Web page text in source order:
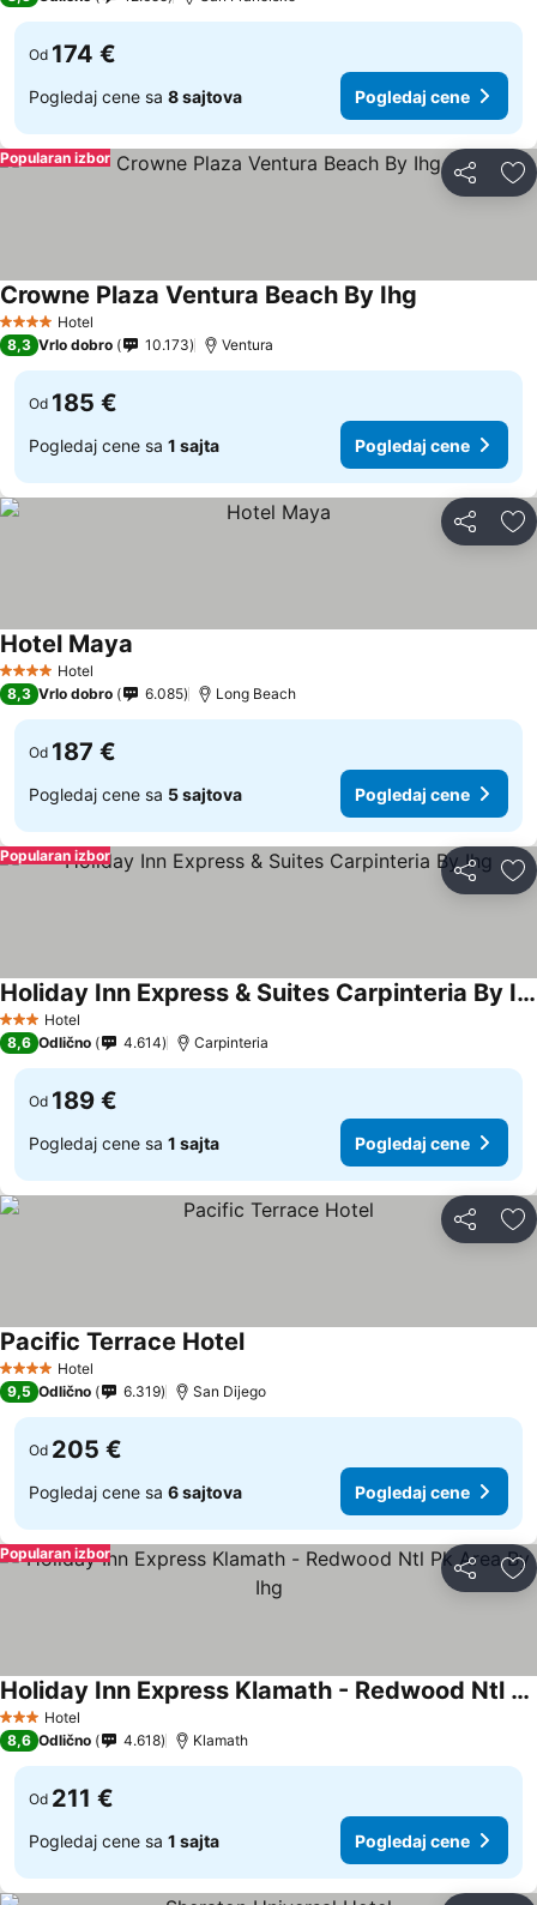
Od 174 €
Pogledaj cene sa 8 sajtova Pogledaj cene
Deli
Popularan izbor
4 ZvezdiceHotel
Crowne Plaza Ventura Beach By Ihg
8,3 Vrlo dobro 10.173 Ventura
Od 185 €
Pogledaj cene sa 1 sajta Pogledaj cene
Deli
4 ZvezdiceHotel
Hotel Maya
8,3 Vrlo dobro 6.085 Long Beach
Od 187 €
Pogledaj cene sa 5 sajtova Pogledaj cene
Deli
Popularan izbor
3 Zvezdice
Hotel
Holiday Inn Express & Suites Carpinteria By Ihg
Pogledaj cene
8,6 Odlično 4.614 Carpinteria
Od 189 €
Pogledaj cene sa 1 sajta Pogledaj cene
Deli
4 ZvezdiceHotel
Pacific Terrace HotelPogledaj cene
9,5 Odlično 6.319 San Dijego
Od 205 €
Pogledaj cene sa 6 sajtova Pogledaj cene
Deli
Popularan izbor
3 Zvezdice
Hotel
Holiday Inn Express Klamath - Redwood Ntl Pk Area By Ihg
Pogledaj cene
8,6 Odlično 4.618 Klamath
Od 211 €
Pogledaj cene sa 1 sajta Pogledaj cene